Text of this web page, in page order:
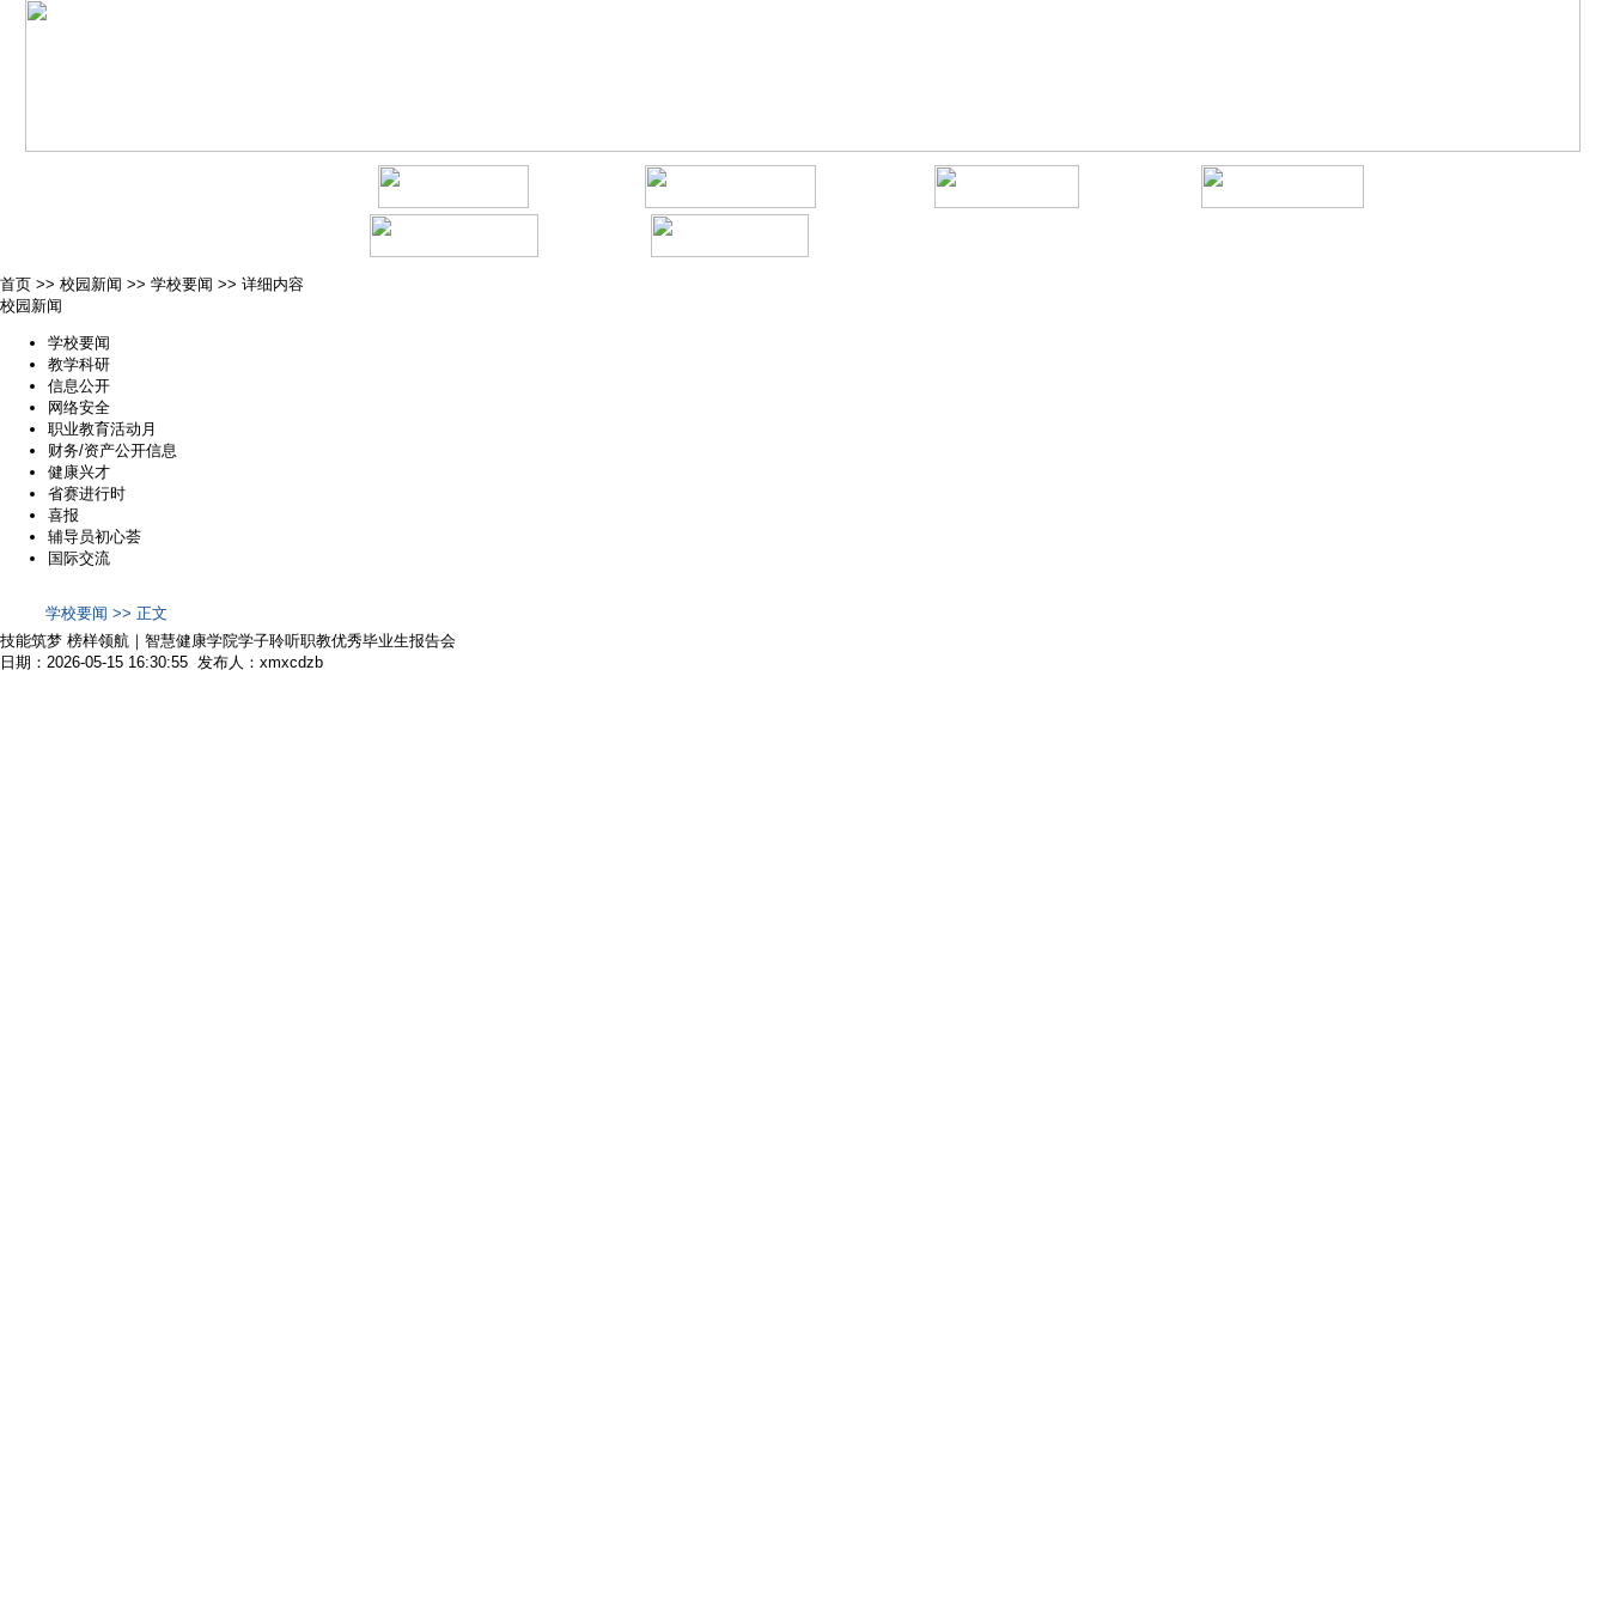
首页 >> 校园新闻 >> 学校要闻 >> 详细内容
校园新闻
学校要闻
教学科研
信息公开
网络安全
职业教育活动月
财务/资产公开信息
健康兴才
省赛进行时
喜报
辅导员初心荟
国际交流
学校要闻 >> 正文
技能筑梦 榜样领航｜智慧健康学院学子聆听职教优秀毕业生报告会
日期：2026-05-15 16:30:55 发布人：xmxcdzb